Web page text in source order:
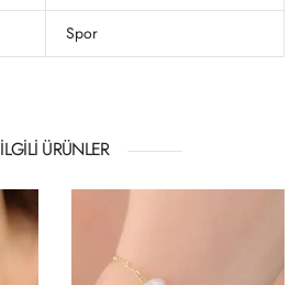
Spor
İLGILI ÜRÜNLER